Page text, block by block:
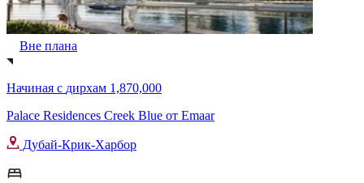
Вне плана
Начиная с дирхам 1,870,000
Palace Residences Creek Blue от Emaar
Дубай-Крик-Харбор